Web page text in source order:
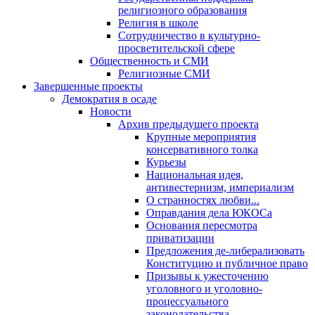
религиозного образования
Религия в школе
Сотрудничество в культурно-
просветительской сфере
Общественность и СМИ
Религиозные СМИ
Завершенные проекты
Демократия в осаде
Новости
Архив предыдущего проекта
Крупные мероприятия
консервативного толка
Курьезы
Национальная идея,
антивестернизм, империализм
О странностях любви...
Оправдания дела ЮКОСа
Основания пересмотра
приватизации
Предложения де-либерализовать
Конституцию и публичное право
Призывы к ужесточению
уголовного и уголовно-
процессуального